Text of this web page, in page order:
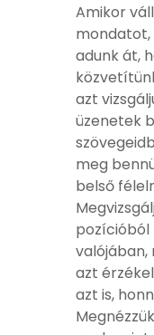
Amikor
adunk át,
azt
üzenetek
meg
belső
pozícióból
azt
azt is,